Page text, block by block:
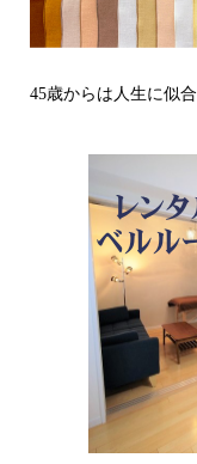
その立場